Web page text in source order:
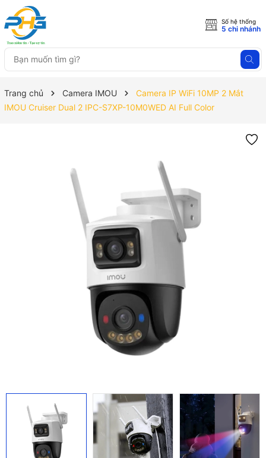
Số hệ thống
5 chi nhánh
Trang chủ Camera IMOU
Camera IP WiFi 10MP 2 Mắt
IMOU Cruiser Dual 2 IPC-S7XP-10M0WED AI Full Color